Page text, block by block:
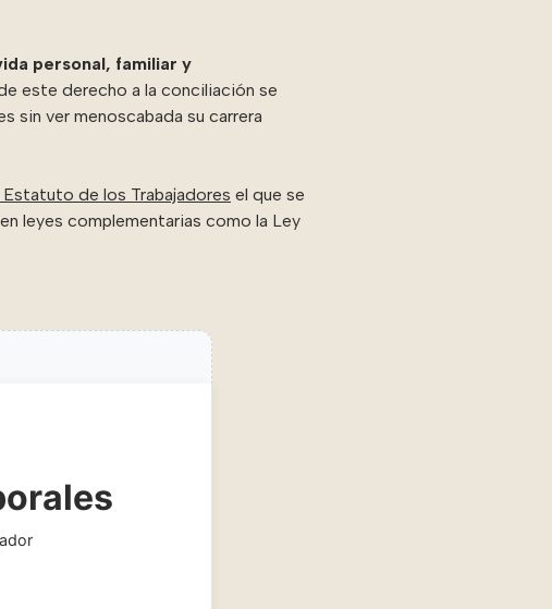
personal, familiar y
este derecho a la conciliación se
sin ver menoscabada su carrera
de los Trabajadores el que se
leyes complementarias como la Ley